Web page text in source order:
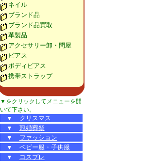
ネイル
ブランド品
ブランド品買取
革製品
アクセサリー卸・問屋
ピアス
ボディピアス
携帯ストラップ
▼をクリックしてメニューを開
いて下さい。
▼
クリスマス
▼
冠婚葬祭
▼
ファッション
▼
ベビー服・子供服
▼
コスプレ